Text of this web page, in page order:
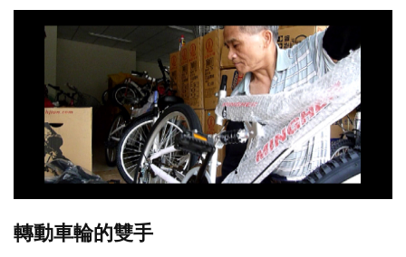
轉動車輪的雙手